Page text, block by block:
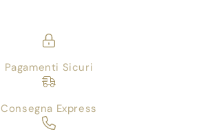
Pagamenti Sicuri
Consegna Express